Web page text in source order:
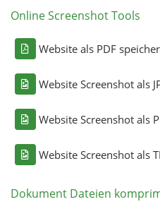
Online Screenshot Tools
Website als PDF
Website Screenshot als
Website Screenshot als
Website Screenshot als
Dokument Dateien